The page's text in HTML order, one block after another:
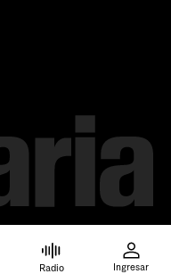
Radio Ingresar